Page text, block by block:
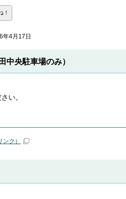
！
4月17日
中央駐車場のみ）
い。
ンク）